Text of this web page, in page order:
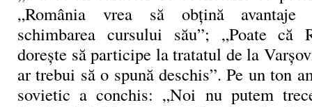
„România vrea să obțină avantaje
schimbarea cursului său”; „Poate că
dorește să participe la tratatul de la
ar trebui să o spună deschis”. Pe un ton
sovietic a conchis: „Noi nu putem